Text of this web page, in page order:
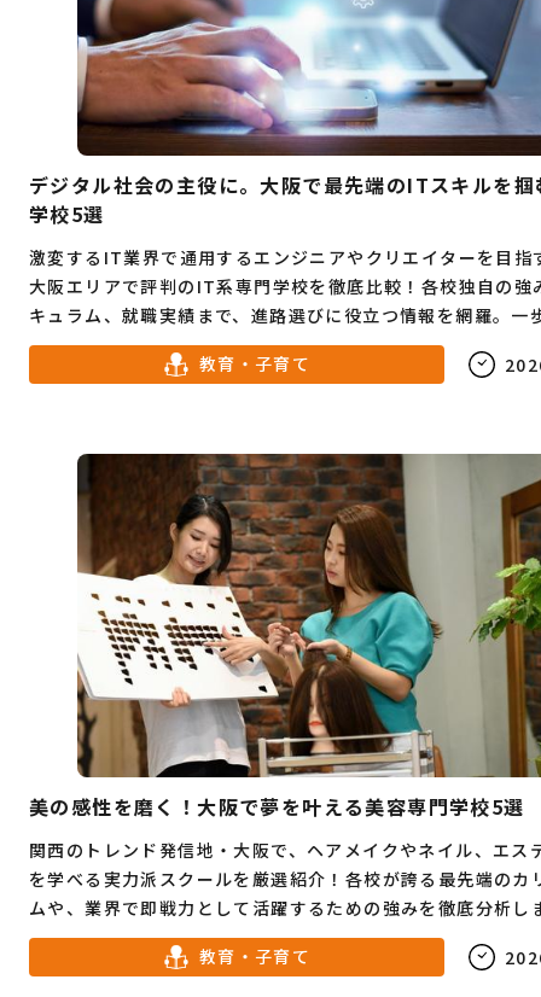
デジタル社会の主役に。大阪で最先端のITスキルを掴
学校5選
激変するIT業界で通用するエンジニアやクリエイターを目指
大阪エリアで評判のIT系専門学校を徹底比較！各校独自の強
キュラム、就職実績まで、進路選びに役立つ情報を網羅。一
くプロになるための学校選びをサポートします。
教育・子育て
美の感性を磨く！大阪で夢を叶える美容専門学校5選
関西のトレンド発信地・大阪で、ヘアメイクやネイル、エス
を学べる実力派スクールを厳選紹介！各校が誇る最先端のカ
ムや、業界で即戦力として活躍するための強みを徹底分析し
を仕事にしたいすべての進路検討者へ贈る、理想のキャンパ
を見つけるための完全ナビです。
教育・子育て